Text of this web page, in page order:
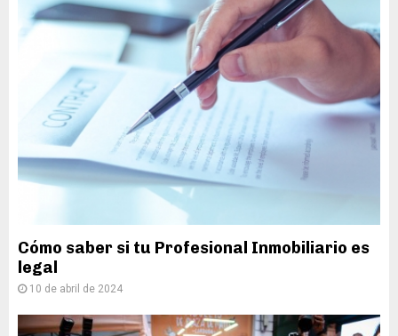
Cómo saber si tu Profesional Inmobiliario es
legal
10 de abril de 2024